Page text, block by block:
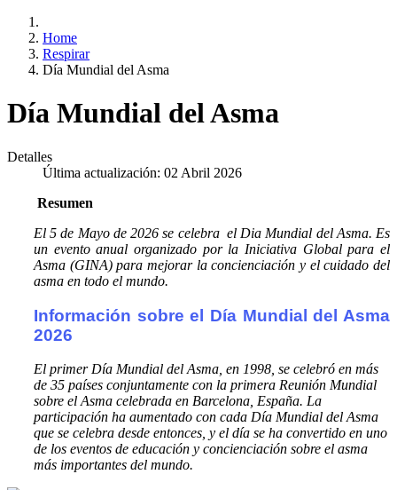
Home
Respirar
Día Mundial del Asma
Día Mundial del Asma
Detalles
Última actualización: 02 Abril 2026
Resumen
El 5 de Mayo de 2026 se celebra el Dia Mundial del Asma. Es
un evento anual organizado por la Iniciativa Global para el
Asma (GINA) para mejorar la concienciación y el cuidado del
asma en todo el mundo.
Información sobre el Día Mundial del Asma
2026
El primer Día Mundial del Asma, en 1998, se celebró en más
de 35 países conjuntamente con la primera Reunión Mundial
sobre el Asma celebrada en Barcelona, ​​España. La
participación ha aumentado con cada Día Mundial del Asma
que se celebra desde entonces, y el día se ha convertido en uno
de los eventos de educación y concienciación sobre el asma
más importantes del mundo.